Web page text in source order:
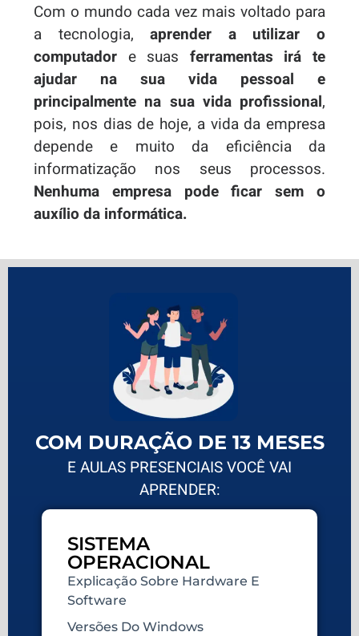
Com o mundo cada vez mais voltado para
a tecnologia,aprender a utilizar o
computador e suas ferramentas irá te
ajudar na sua vida pessoal e
principalmente na sua vida profissional,
pois, nos dias de hoje, a vida da empresa
depende e muito da eficiência da
informatização nos seus processos.
Nenhuma empresa pode ficar sem o
auxílio da informática.
COM DURAÇÃO DE 13 MESES
E AULAS PRESENCIAIS VOCÊ VAI
APRENDER:
SISTEMA
OPERACIONAL
Explicação Sobre Hardware E
Software
Versões Do Windows